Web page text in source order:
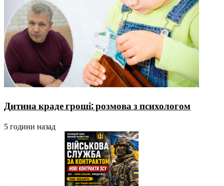
Дитина краде гроші: розмова з психологом
5 години назад